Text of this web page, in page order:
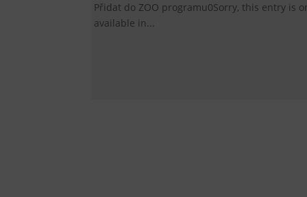
Přidat do ZOO programu0Sorry, this entry is
available in...